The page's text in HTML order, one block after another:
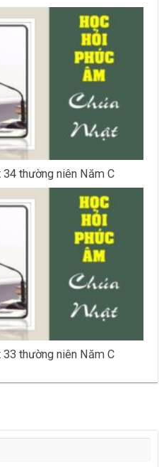
thường niên Năm C
thường niên Năm C